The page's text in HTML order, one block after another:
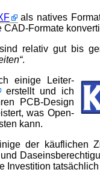
als na­ti­ves
CAD-For­ma­te
re­la­tiv gut bis
.
ei­ni­ge Lei­ter­
er­stellt und ich
PCB-De­sign
was Open-
kann.
der käuf­li­chen
In­ves­ti­tion